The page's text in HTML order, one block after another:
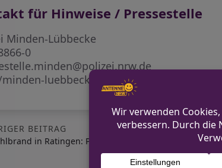
für Hinweise / Pressestelle
Minden-Lübbecke
0
luebbecke.polizei.nrw.de
BEITRAG
in Ratingen: Polizei ermittelt zur Ursache